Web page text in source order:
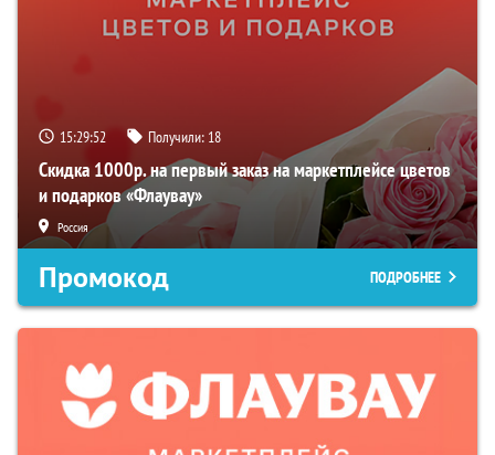
15:29:51 Получили: 18
Скидка 1000р. на первый заказ на маркетплейсе цветов
и подарков «Флаувау»
Россия
Промокод ПОДРОБНЕЕ